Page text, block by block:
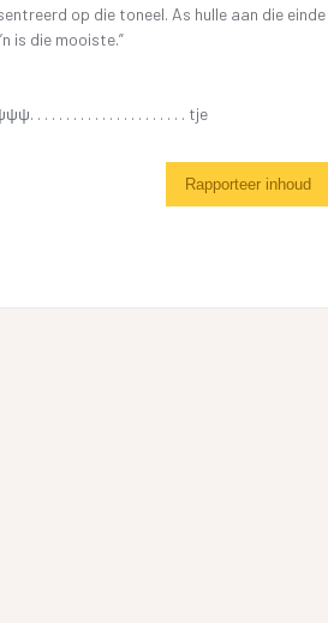
op die toneel. As hulle aan die einde
is die mooiste.”
. . . . . . . . . . . . . . . . . . . . . tje
Rapporteer inhoud